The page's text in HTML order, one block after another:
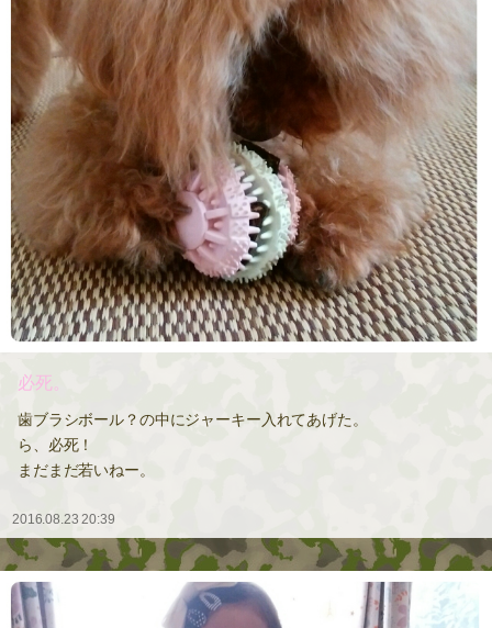
必死。
歯ブラシボール？の中にジャーキー入れてあげた。
ら、必死！
まだまだ若いねー。
2016.08.23 20:39